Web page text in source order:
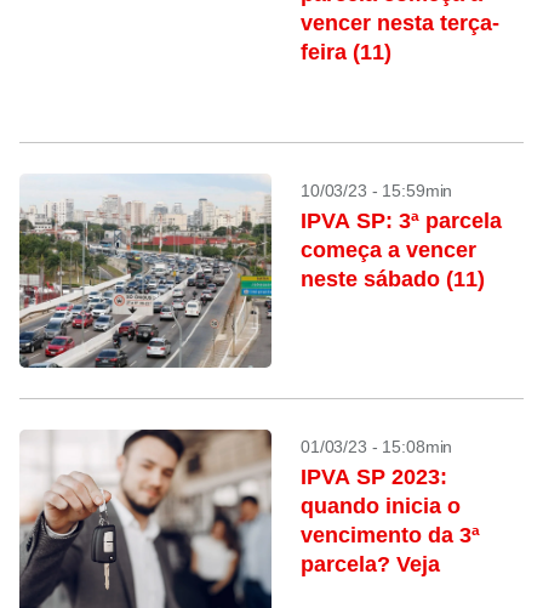
vencer nesta terça-
feira (11)
10/03/23 - 15:59min
IPVA SP: 3ª parcela
começa a vencer
neste sábado (11)
01/03/23 - 15:08min
IPVA SP 2023:
quando inicia o
vencimento da 3ª
parcela? Veja